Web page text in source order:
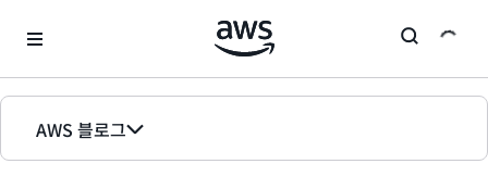
AWS 블로그